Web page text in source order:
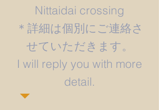
Nittaidai crossing
＊詳細は個別にご連絡さ
せていただきます。
​I will reply you with more
detail.